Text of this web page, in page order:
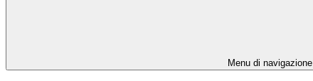
Menu di navigazione